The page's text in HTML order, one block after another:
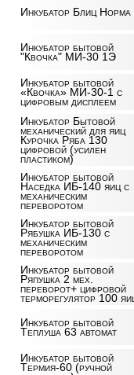
Инкубатор Блиц Норма
Инкубатор бытовой
"Квочка" МИ-30 1Э
Инкубатор бытовой
«Квочка» МИ-30-1 с
цифровым дисплеем
Инкубатор Бытовой
механический для яиц
Курочка Ряба 130
цифровой (усилен
пластиком)
Инкубатор бытовой
Наседка ИБ-140 яиц с
механическим
переворотом
Инкубатор бытовой
Рябушка ИБ-130 с
механическим
переворотом
Инкубатор бытовой
Ряпушка 2 мех.
переворот+ цифровой
терморегулятор 100
Инкубатор бытовой
Теплуша 63 автомат
Инкубатор бытовой
Термия-60 (ручной